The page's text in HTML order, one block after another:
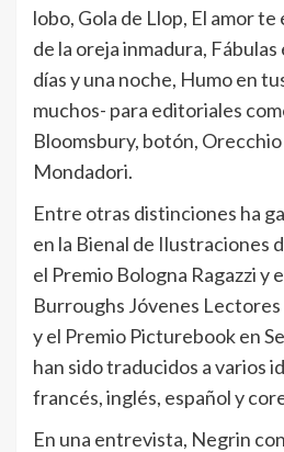
lobo, Gola de Llop, El amor
de la oreja inmadura,
dí­as y una noche, Humo en
muchos- para editoriales
Bloomsbury, botón,
Mondadori.
Entre otras distinciones ha
en la Bienal de Ilustraciones
el Premio Bologna Ragazzi y
Burroughs Jóvenes
y el Premio Picturebook en
han sido traducidos a varios
francés, inglés, español y
En una entrevista, Negrin